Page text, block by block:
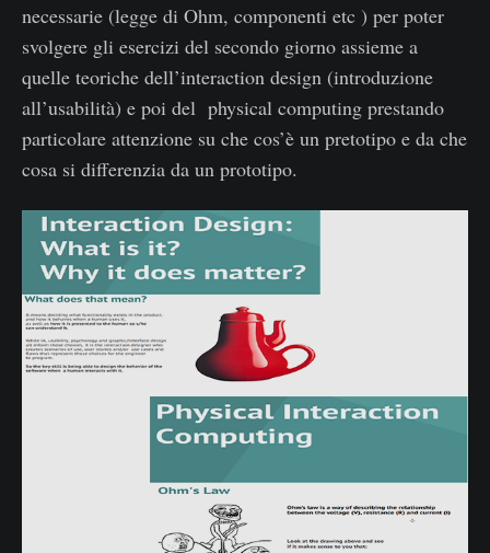
necessarie (legge di Ohm, componenti etc ) per poter
svolgere gli esercizi del secondo giorno assieme a
quelle teoriche dell’interaction design (introduzione
all’usabilità) e poi del physical computing prestando
particolare attenzione su che cos’è un pretotipo e da che
cosa si differenzia da un prototipo.